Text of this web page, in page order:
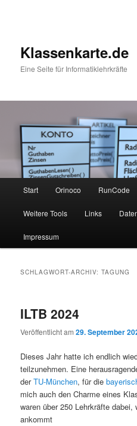
Klassenkarte.de
Eine Seite für Informatiklehrkräfte
Start Orinoco RunCode
Weitere Tools Links
Impressum
SCHLAGWORT-ARCHIV:TAGUNG
ILTB 2024
Veröffentlicht am29. September
Dieses Jahr hatte ich endlich
teilzunehmen. Eine
derTU-München, für die
mich auch den Charme eines
waren über 250 Lehrkräfte
ankommt